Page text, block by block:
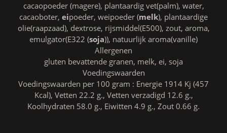
cacaopoeder (magere), plantaardig vet(palm), water,
cacaoboter, eipoeder, weipoeder (melk), plantaardige
olie(raapzaad), dextrose, rijsmiddel(E500), zout, aroma,
emulgator(E322 (soja)), natuurlijk aroma(vanille)
Allergenen
gluten bevattende granen, melk, ei, soja
Voedingswaarden
Voedingswaarden per 100 gram : Energie 1914 Kj (457
Kcal), Vetten 22.2 g., Vetten verzadigd 12.6 g.,
Koolhydraten 58.0 g., Eiwitten 4.9 g., Zout 0.66 g.